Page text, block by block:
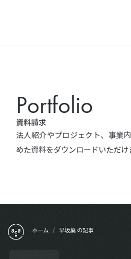
Portfolio
資料請求
法人紹介やプロジェクト、事業
めた資料をダウンロードいただけ
ホーム / 早坂葉 の記事